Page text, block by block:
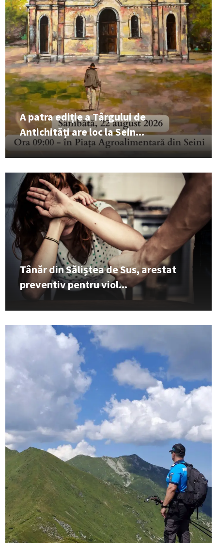
A patra ediție a Târgului de
Antichități are loc la Sein...
Tânăr din Săliștea de Sus, arestat
preventiv pentru viol...